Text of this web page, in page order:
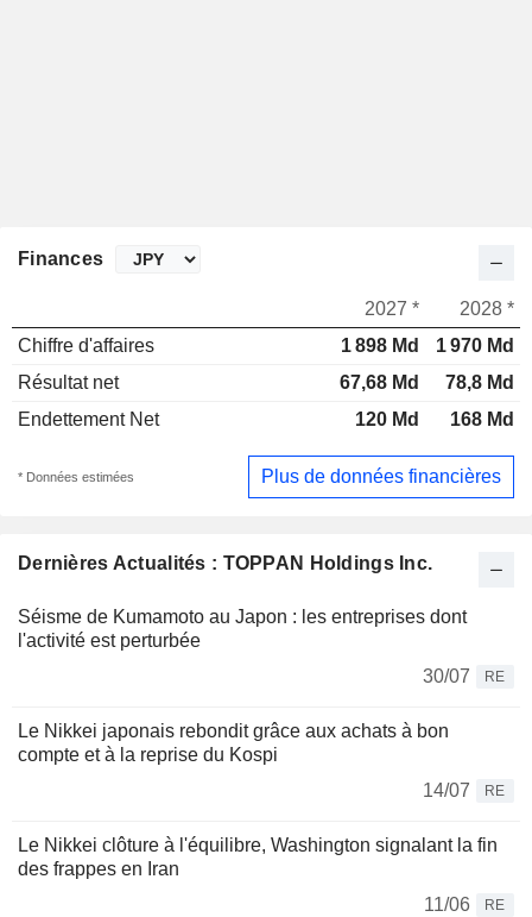
Dernières Actualités : TOPPAN Holdings Inc.
Séisme de Kumamoto au Japon : les entreprises dont
l'activité est perturbée
30/07
RE
Le Nikkei japonais rebondit grâce aux achats à bon
compte et à la reprise du Kospi
14/07
RE
Le Nikkei clôture à l'équilibre, Washington signalant la fin
des frappes en Iran
11/06
RE
Finances
2027 *
2028 *
Chiffre d'affaires
1 898 Md
1 970 Md
Résultat net
67,68 Md
78,8 Md
Endettement Net
120 Md 168 Md
* Données estimées Plus de données financières